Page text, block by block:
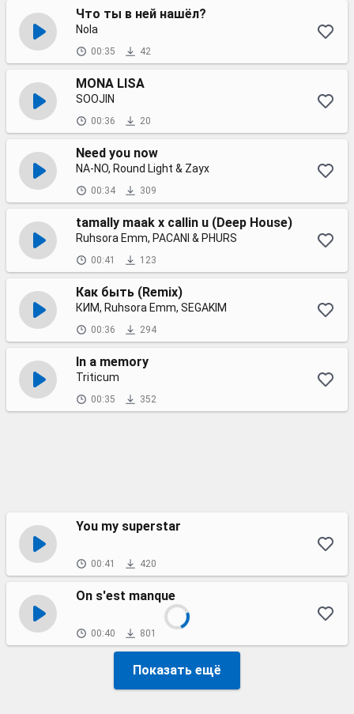
Что ты в ней нашёл?
Nola
00:35 42
MONA LISA
SOOJIN
00:36 20
Need you now
NA-NO, Round Light & Zayx
00:34 309
tamally maak x callin u (Deep House)
Ruhsora Emm, PACANI & PHURS
00:41 123
Как быть (Remix)
КИМ, Ruhsora Emm, SEGAKIM
00:36 294
In a memory
Triticum
00:35 352
You my superstar
00:41 420
On s'est manque
00:40 801
Показать ещё